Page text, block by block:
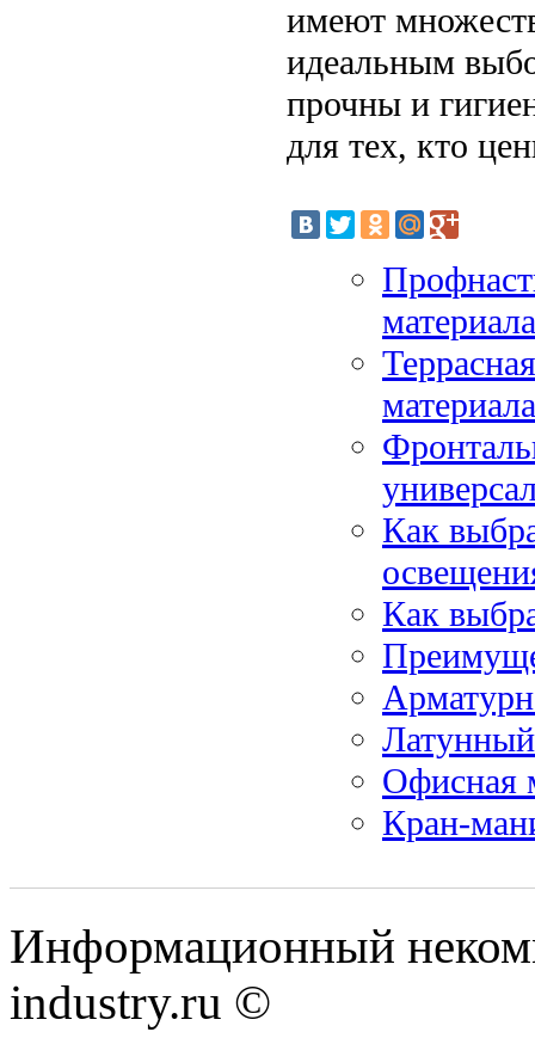
имеют
идеальным
прочны и
для тех, кто
материала
материала
Как
Как
Офисная
Кран-
Информационный
industry.ru ©